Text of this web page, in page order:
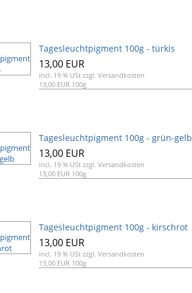
Tagesleuchtpigment 100g - türkis
13,00 EUR
incl. 19 % USt zzgl. Versandkosten
13,00 EUR 100g
Tagesleuchtpigment 100g - grün-gelb
13,00 EUR
incl. 19 % USt zzgl. Versandkosten
13,00 EUR 100g
Tagesleuchtpigment 100g - kirschrot
13,00 EUR
incl. 19 % USt zzgl. Versandkosten
13,00 EUR 100g